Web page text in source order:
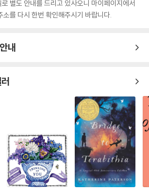
별도 안내를 드리고 있사오니 마이페이지에서
를 다시 한번 확인해주시기 바랍니다.
내